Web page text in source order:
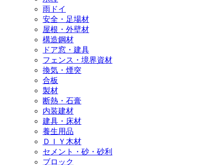
雨ドイ
安全・足場材
屋根・外壁材
構造鋼材
ドア窓・建具
フェンス・境界資材
換気・煙突
合板
製材
断熱・石膏
内装建材
建具・床材
養生用品
ＤＩＹ木材
セメント・砂・砂利
ブロック